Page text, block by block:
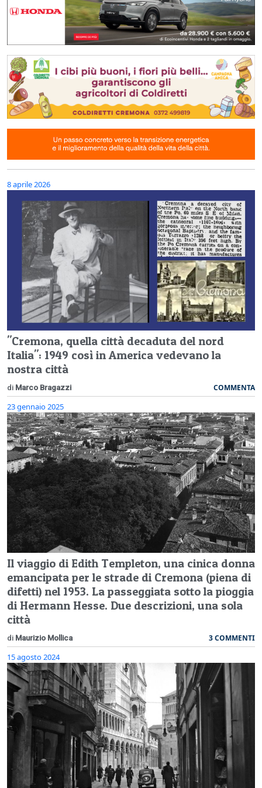
8 aprile 2026
"Cremona, quella città decaduta del nord
Italia": 1949 così in America vedevano la
nostra città
di Marco Bragazzi COMMENTA
23 gennaio 2025
Il viaggio di Edith Templeton, una cinica donna
emancipata per le strade di Cremona (piena di
difetti) nel 1953. La passeggiata sotto la pioggia
di Hermann Hesse. Due descrizioni, una sola
città
di Maurizio Mollica 3 COMMENTI
15 agosto 2024